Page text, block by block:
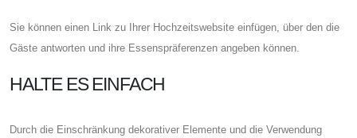
Sie können einen Link zu Ihrer Hochzeitswebsite einfügen, über den die
Gäste antworten und ihre Essenspräferenzen angeben können.
HALTE ES EINFACH
Durch die Einschränkung dekorativer Elemente und die Verwendung